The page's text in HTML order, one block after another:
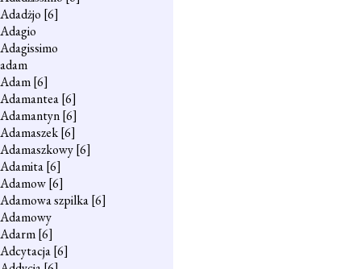
Adadżjo [6]
Adagio
Adagissimo
adam
Adam[6]
Adamantea[6]
Adamantyn[6]
Adamaszek[6]
Adamaszkowy[6]
Adamita[6]
Adamow[6]
Adamowa szpilka[6]
Adamowy
Adarm[6]
Adcytacja[6]